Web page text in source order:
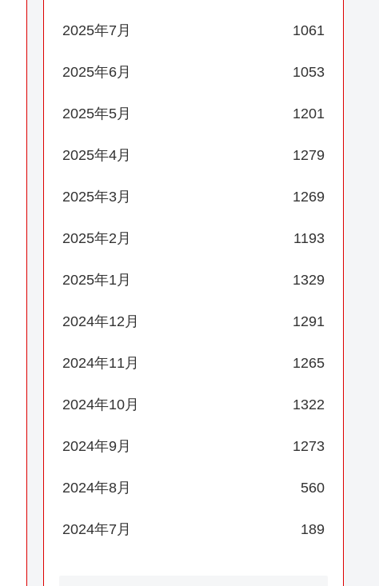
2025年7月 1061
2025年6月 1053
2025年5月 1201
2025年4月 1279
2025年3月 1269
2025年2月 1193
2025年1月 1329
2024年12月 1291
2024年11月 1265
2024年10月 1322
2024年9月 1273
2024年8月 560
2024年7月 189